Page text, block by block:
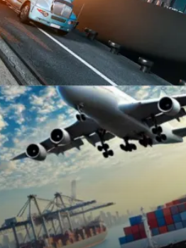
Veteriner
Moda